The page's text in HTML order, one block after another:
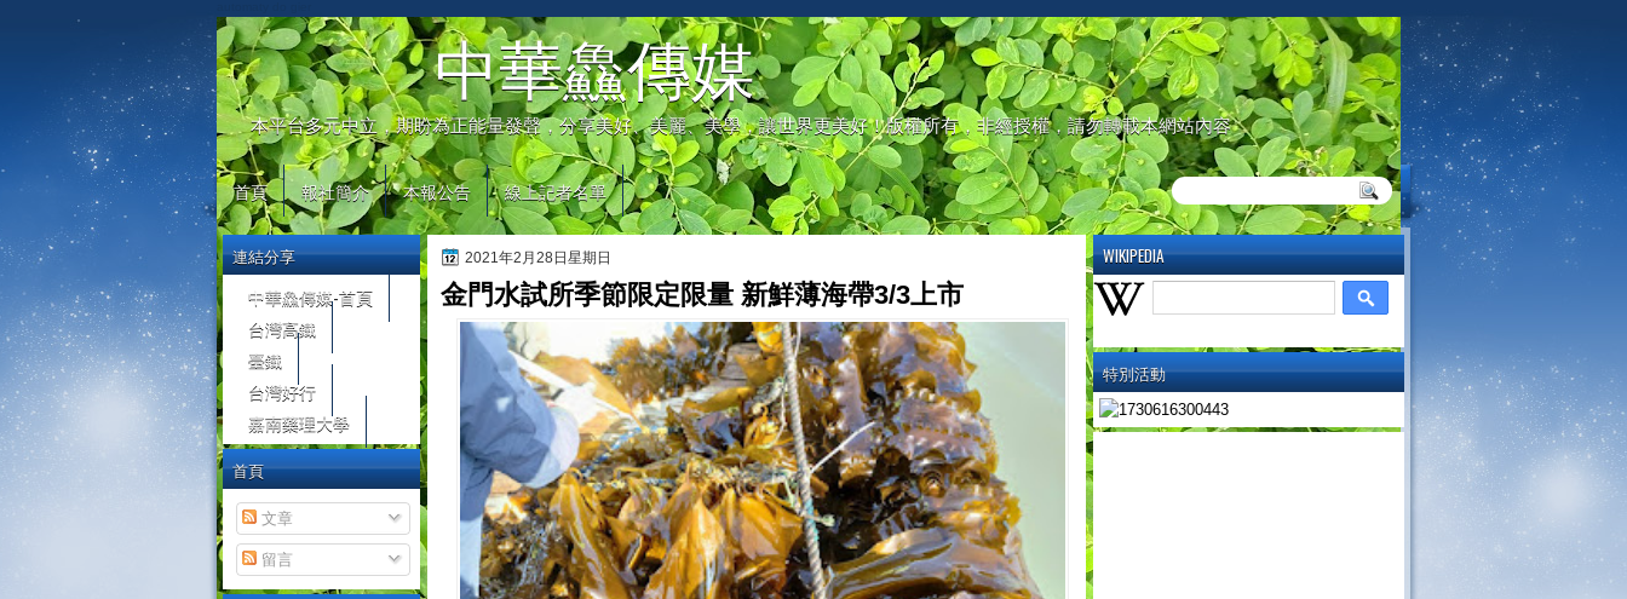
中華鱻傳媒
本平台多元中立，期盼為正能量發聲，分享美好、美麗、美學，讓世界更美好！版權所有，非經授權，請勿轉載本網站內容
首頁 報社簡介 本報公告 線上記者名單
WIKIPEDIA
特別活動
2021年2月28日星期日
金門水試所季節限定限量 新鮮薄海帶3/3上市
連結分享
中華鱻傳媒-首頁
台灣高鐵
臺鐵
台灣好行
嘉南藥理大學
首頁
文章
留言